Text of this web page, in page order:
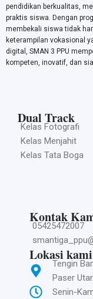
pendidikan berkualitas,
praktis siswa. Dengan
membekali siswa tidak
keterampilan vokasional
digital, SMAN 3 PPU
kompeten, inovatif, dan
Dual Track
Kelas Fotografi
Kelas Menjahit
Kelas Tata Boga
Kontak
05425472007
Lokasi kami
Tengin
Paser
Senin-